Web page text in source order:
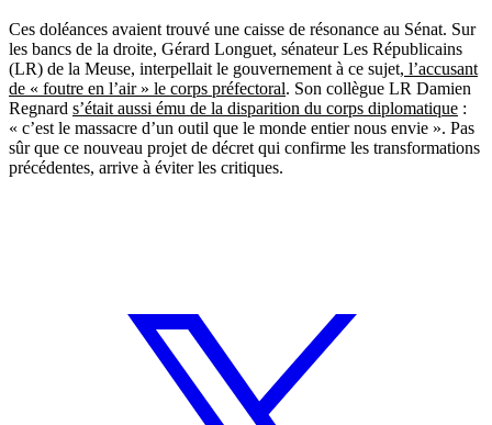
Ces doléances avaient trouvé une caisse de résonance au Sénat. Sur
les bancs de la droite, Gérard Longuet, sénateur Les Républicains
(LR) de la Meuse, interpellait le gouvernement à ce sujet, l’accusant
de « foutre en l’air » le corps préfectoral. Son collègue LR Damien
Regnard s’était aussi ému de la disparition du corps diplomatique :
« c’est le massacre d’un outil que le monde entier nous envie ». Pas
sûr que ce nouveau projet de décret qui confirme les transformations
précédentes, arrive à éviter les critiques.